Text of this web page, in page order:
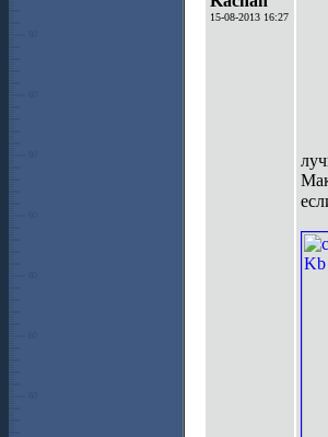
15-08-2013 16:27